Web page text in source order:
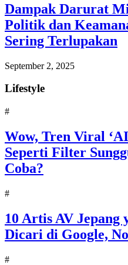
Dampak Darurat
Politik dan
Sering Terlupakan
September 2, 2025
Lifestyle
#
Wow, Tren Viral
Seperti Filter
Coba?
#
10 Artis AV Jepang
Dicari di Google,
#